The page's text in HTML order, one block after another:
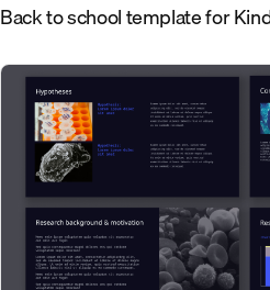
Back to school template for